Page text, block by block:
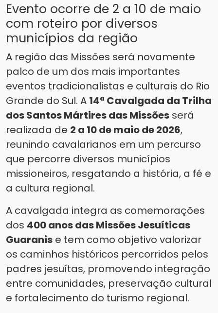
Evento ocorre de 2 a 10 de maio
com roteiro por diversos
municípios da região
A região das Missões será novamente
palco de um dos mais importantes
eventos tradicionalistas e culturais do Rio
Grande do Sul. A 14ª Cavalgada da Trilha
dos Santos Mártires das Missões será
realizada de 2 a 10 de maio de 2026,
reunindo cavalarianos em um percurso
que percorre diversos municípios
missioneiros, resgatando a história, a fé e
a cultura regional.
A cavalgada integra as comemorações
dos 400 anos das Missões Jesuíticas
Guaranis e tem como objetivo valorizar
os caminhos históricos percorridos pelos
padres jesuítas, promovendo integração
entre comunidades, preservação cultural
e fortalecimento do turismo regional.